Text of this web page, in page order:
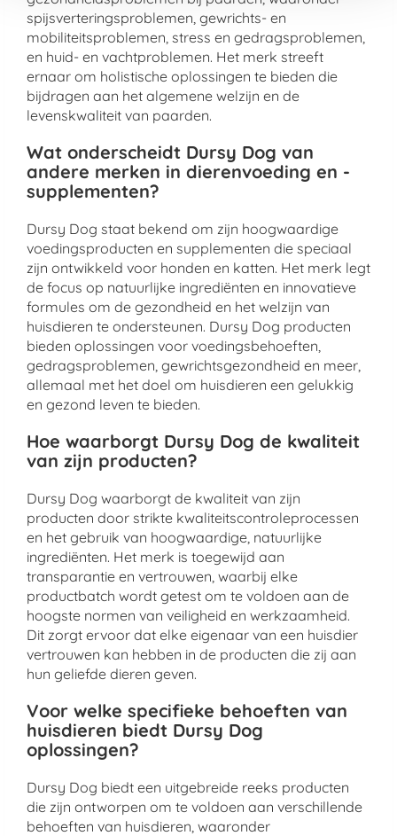
spijsverteringsproblemen, gewrichts- en
mobiliteitsproblemen, stress en gedragsproblemen,
en huid- en vachtproblemen. Het merk streeft
ernaar om holistische oplossingen te bieden die
bijdragen aan het algemene welzijn en de
levenskwaliteit van paarden.
Wat onderscheidt Dursy Dog van
andere merken in dierenvoeding en -
supplementen?
Dursy Dog staat bekend om zijn hoogwaardige
voedingsproducten en supplementen die speciaal
zijn ontwikkeld voor honden en katten. Het merk legt
de focus op natuurlijke ingrediënten en innovatieve
formules om de gezondheid en het welzijn van
huisdieren te ondersteunen. Dursy Dog producten
bieden oplossingen voor voedingsbehoeften,
gedragsproblemen, gewrichtsgezondheid en meer,
allemaal met het doel om huisdieren een gelukkig
en gezond leven te bieden.
Hoe waarborgt Dursy Dog de kwaliteit
van zijn producten?
Dursy Dog waarborgt de kwaliteit van zijn
producten door strikte kwaliteitscontroleprocessen
en het gebruik van hoogwaardige, natuurlijke
ingrediënten. Het merk is toegewijd aan
transparantie en vertrouwen, waarbij elke
productbatch wordt getest om te voldoen aan de
hoogste normen van veiligheid en werkzaamheid.
Dit zorgt ervoor dat elke eigenaar van een huisdier
vertrouwen kan hebben in de producten die zij aan
hun geliefde dieren geven.
Voor welke specifieke behoeften van
huisdieren biedt Dursy Dog
oplossingen?
Dursy Dog biedt een uitgebreide reeks producten
die zijn ontworpen om te voldoen aan verschillende
behoeften van huisdieren, waaronder